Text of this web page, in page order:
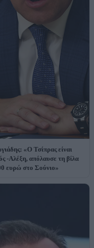
«Ο Τσίπρας είναι
-Αλέξη, απόλαυσε τη βίλα
ευρώ στο Σούνιο»